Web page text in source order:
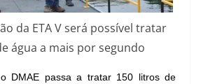
da ETA V será possível tratar
água a mais por segundo
DMAE passa a tratar 150 litros de